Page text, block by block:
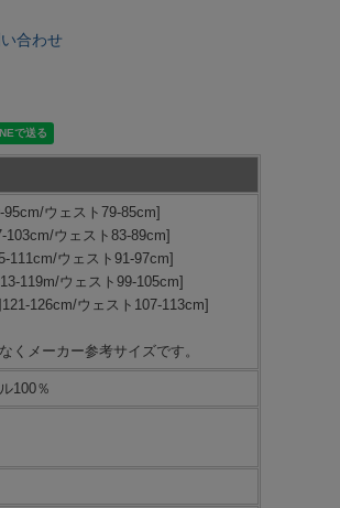
合わせ
ウェスト79-85cm]
103cm/ウェスト83-89cm]
111cm/ウェスト91-97cm]
119m/ウェスト99-105cm]
126cm/ウェスト107-113cm]
くメーカー参考サイズです。
100％